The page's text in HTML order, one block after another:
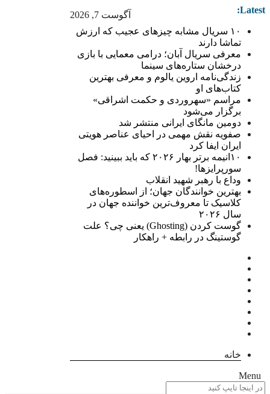
آگوست 7, 2026 Latest:
۱۰ سریال مشابه چیزهای عجیب که ارزش
تماشا دارند
معرفی سریال آبان؛ درامی معمایی با بازی
درخشان ستاره‌های سینما
زندگی‌نامه اروین یالوم و معرفی بهترین
کتاب‌های او
مراسم «سهروردی و حکمت اشراقی»
برگزار می‌شود
دومین مانگای ایرانی منتشر شد
صفویه نقش مهمی در احیای عناصر هویتی
ایران ایفا کرد
۱۰انیمه برتر بهار ۲۰۲۶ که باید ببینید: فصل
سورپرایزها!
وداع با رهبر شهید انقلاب
بهترین خوانندگان جهان؛ از اسطوره‌های
کلاسیک تا معروف‌ترین خواننده جهان در
سال ۲۰۲۶
گوست کردن (Ghosting) یعنی چی؟ علت
گوستینگ در رابطه + راهکار
خانه
Menu